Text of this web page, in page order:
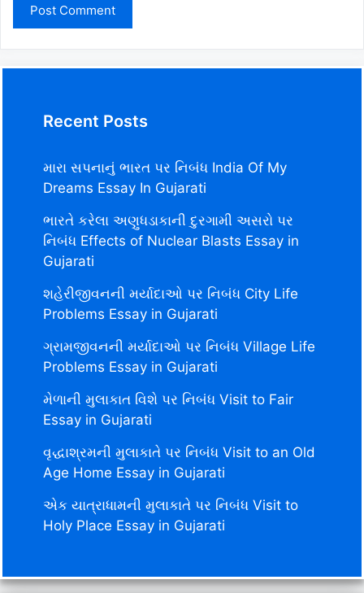
Recent Posts
મારા સપનાનું ભારત પર નિબંધ India Of My
Dreams Essay In Gujarati
ભારતે કરેલા અણુધડાકાની દુરગામી અસરો પર
નિબંધ Effects of Nuclear Blasts Essay in
Gujarati
શહેરીજીવનની મર્યાદાઓ પર નિબંધ City Life
Problems Essay in Gujarati
ગ્રામજીવનની મર્યાદાઓ પર નિબંધ Village Life
Problems Essay in Gujarati
મેળાની મુલાકાત વિશે પર નિબંધ Visit to Fair
Essay in Gujarati
વૃદ્ધાશ્રમની મુલાકાતે પર નિબંધ Visit to an Old
Age Home Essay in Gujarati
એક યાત્રાધામની મુલાકાતે પર નિબંધ Visit to
Holy Place Essay in Gujarati